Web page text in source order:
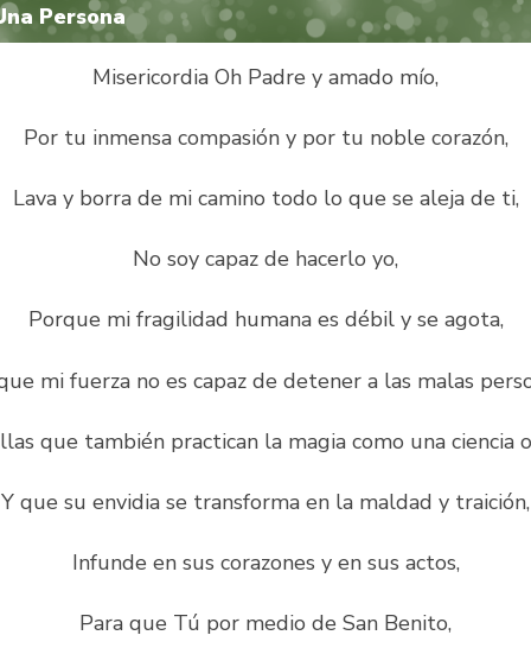
Persona
Misericordia Oh Padre y amado mío,
Por tu inmensa compasión y por tu noble corazón,
Lava y borra de mi camino todo lo que se aleja de ti,
No soy capaz de hacerlo yo,
Porque mi fragilidad humana es débil y se agota,
mi fuerza no es capaz de detener a las malas
que también practican la magia como una ciencia
Y que su envidia se transforma en la maldad y traición,
Infunde en sus corazones y en sus actos,
Para que Tú por medio de San Benito,